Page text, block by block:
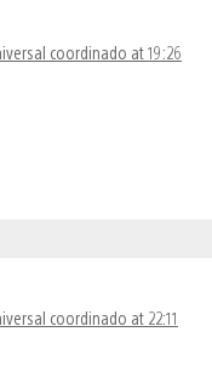
coordinado at 19:26
coordinado at 22:11